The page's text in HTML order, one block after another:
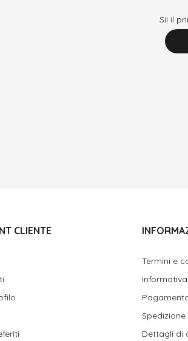
Sii il
CLIENTE
Termini e
Spedizione
Dettagli di